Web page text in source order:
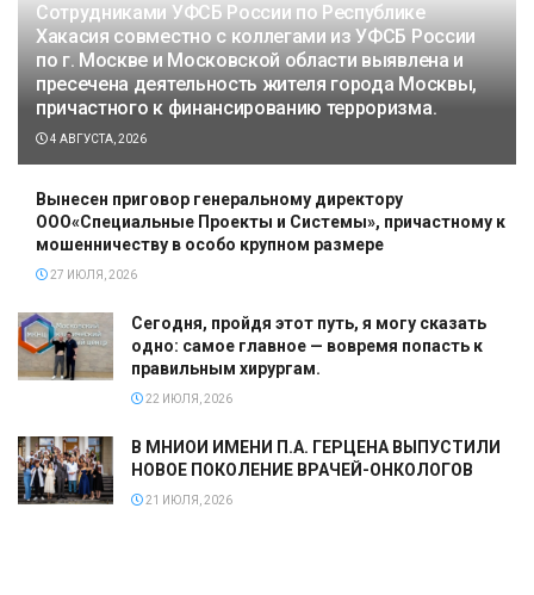
Сотрудниками УФСБ России по Республике
Хакасия совместно с коллегами из УФСБ России
по г. Москве и Московской области выявлена и
пресечена деятельность жителя города Москвы,
причастного к финансированию терроризма.
4 АВГУСТА, 2026
Вынесен приговор генеральному директору
ООО«Специальные Проекты и Системы», причастному к
мошенничеству в особо крупном размере
27 ИЮЛЯ, 2026
Сегодня, пройдя этот путь, я могу сказать
одно: самое главное — вовремя попасть к
правильным хирургам.
22 ИЮЛЯ, 2026
В МНИОИ ИМЕНИ П.А. ГЕРЦЕНА ВЫПУСТИЛИ
НОВОЕ ПОКОЛЕНИЕ ВРАЧЕЙ-ОНКОЛОГОВ
21 ИЮЛЯ, 2026